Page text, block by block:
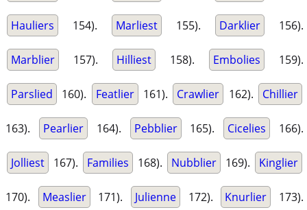
Hauliers 154). Marliest 155). Darklier 156).
Marblier 157). Hilliest 158). Embolies 159).
Parslied 160). Featlier 161). Crawlier 162). Chillier
163). Pearlier 164). Pebblier 165). Cicelies 166).
Jolliest 167). Families 168). Nubblier 169). Kinglier
170). Measlier 171). Julienne 172). Knurlier 173).